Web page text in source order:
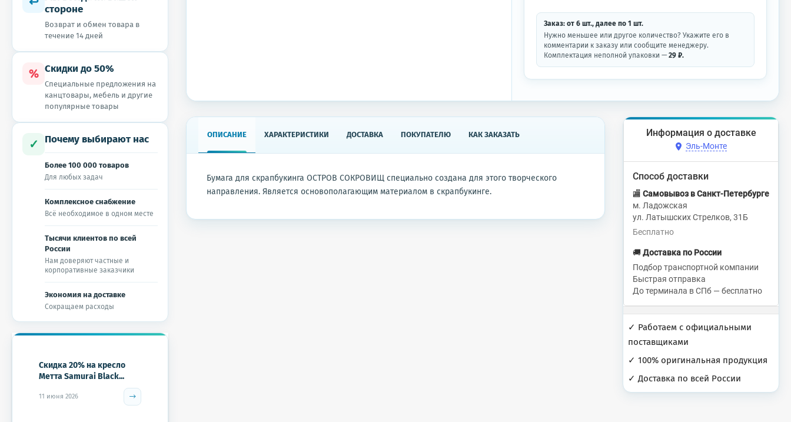
Заказ: от6 шт., далее по1 шт.
Нужно меньшее или другое количество? Укажите его в
комментарии к заказу или сообщите менеджеру.
Комплектация неполной упаковки —29 ₽.
ОПИСАНИЕ ХАРАКТЕРИСТИКИ ДОСТАВКА ПОКУПАТЕЛЮ КАК ЗАКАЗАТЬ
Бумага для скрапбукинга ОСТРОВ СОКРОВИЩ специально создана для этого творческого
направления. Является основополагающим материалом в скрапбукинге.
Информация о доставке
Эль-Монте
Способ доставки
🏬 Самовывоз в Санкт-Петербурге
м. Ладожская
ул. Латышских Стрелков, 31Б
Бесплатно
🚚 Доставка по России
Подбор транспортной компании
Быстрая отправка
До терминала в СПб — бесплатно
✓ Работаем с официальными
поставщиками
✓ 100% оригинальная продукция
✓ Доставка по всей России
стороне
Возврат и обмен товара в
течение 14 дней
% Скидки до 50%
Специальные предложения на
канцтовары, мебель и другие
популярные товары
✓ Почему выбирают нас
Более 100 000 товаров
Для любых задач
Комплексное снабжение
Всё необходимое в одном месте
Тысячи клиентов по всей
России
Нам доверяют частные и
корпоративные заказчики
Экономия на доставке
Сокращаем расходы
Скидка 20% на кресло
Метта Samurai Black...
11 июня 2026